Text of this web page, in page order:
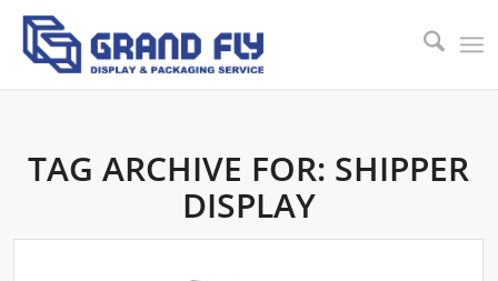
TAG ARCHIVE FOR: SHIPPER
DISPLAY